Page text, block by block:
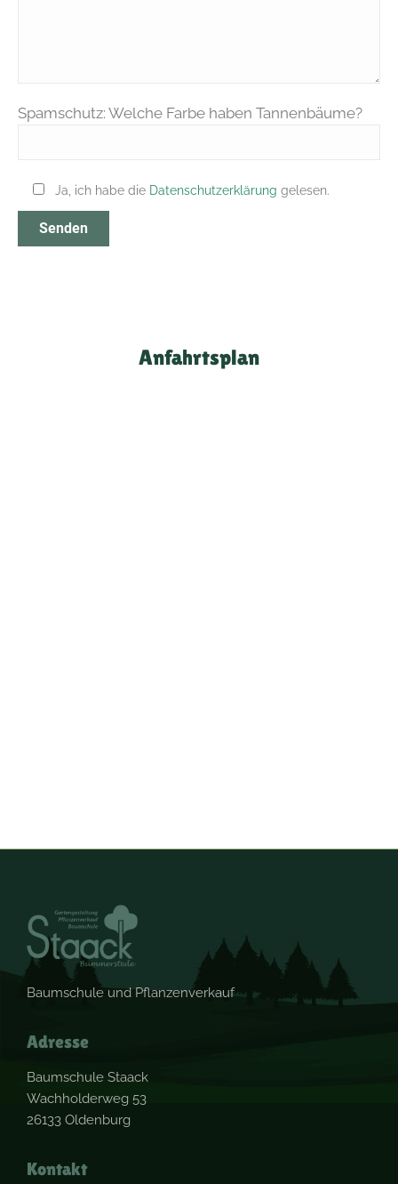
Spamschutz: Welche Farbe haben Tannenbäume?
Ja, ich habe die Datenschutzerklärung gelesen.
Anfahrtsplan
Baumschule und Pflanzenverkauf
Adresse
Baumschule Staack
Wachholderweg 53
26133 Oldenburg
Kontakt